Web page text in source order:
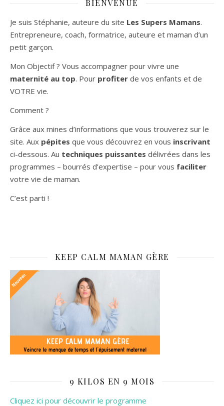
BIENVENUE
Je suis Stéphanie, auteure du site Les Supers Mamans.
Entrepreneure, coach, formatrice, auteure et maman d’un
petit garçon.
Mon Objectif ? Vous accompagner pour vivre une
maternité au top. Pour profiter de vos enfants et de
VOTRE vie.
Comment ?
Grâce aux mines d’informations que vous trouverez sur le
site. Aux pépites que vous découvrez en vous inscrivant
ci-dessous. Au techniques puissantes délivrées dans les
programmes – bourrés d’expertise – pour vous faciliter
votre vie de maman.
C’est parti !
KEEP CALM MAMAN GÈRE
9 KILOS EN 9 MOIS
Cliquez ici pour découvrir le programme